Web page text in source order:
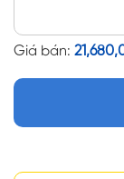
Giá bán: